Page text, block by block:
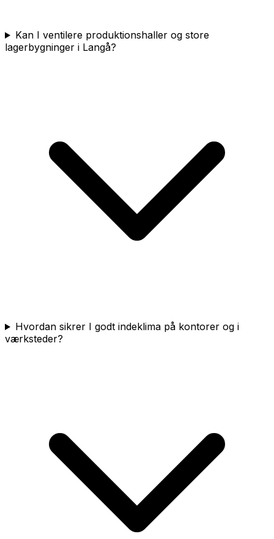
Kan I ventilere produktionshaller og store
lagerbygninger i Langå?
Hvordan sikrer I godt indeklima på kontorer og i
værksteder?